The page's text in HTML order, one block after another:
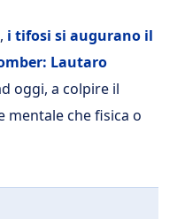
i tifosi si augurano il
Lautaro
oggi, a colpire il
mentale che fisica o